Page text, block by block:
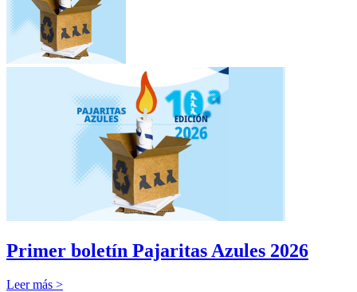
Primer boletín Pajaritas Azules 2026
Leer más >